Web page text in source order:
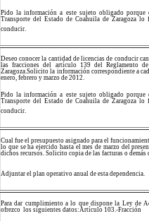
Pido la información a este sujeto obligado
Transporte del Estado de Coahuila de Zaragoza
conducir.
Deseo conocer la cantidad de licencias de conducir
las fracciones del artículo 139 del Reglamento
Zaragoza.Solicito la información correspondiente a
enero, febrero y marzo de 2012.
Pido la información a este sujeto obligado
Transporte del Estado de Coahuila de Zaragoza
conducir.
Cual fue el presupuesto asignado para el
lo que se ha ejercido hasta el mes de marzo del
dichos recursos. Solicito copia de las facturas o demás
Adjuntar el plan operativo anual de esta dependencia.
Para dar cumplimiento a lo que dispone la Ley de
ofrezco los siguientes datos:Artículo 103.-Fracción